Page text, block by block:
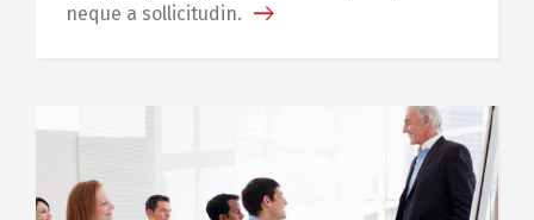
neque a sollicitudin.